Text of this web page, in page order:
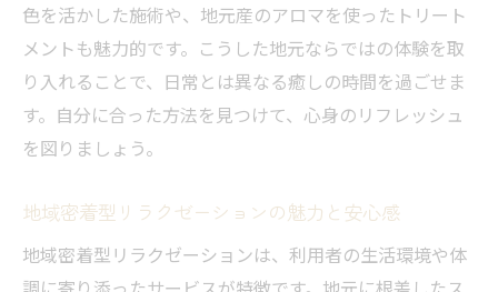
色を活かした施術や、地元産のアロマを使ったトリート
メントも魅力的です。こうした地元ならではの体験を取
り入れることで、日常とは異なる癒しの時間を過ごせま
す。自分に合った方法を見つけて、心身のリフレッシュ
を図りましょう。
地域密着型リラクゼーションの魅力と安心感
地域密着型リラクゼーションは、利用者の生活環境や体